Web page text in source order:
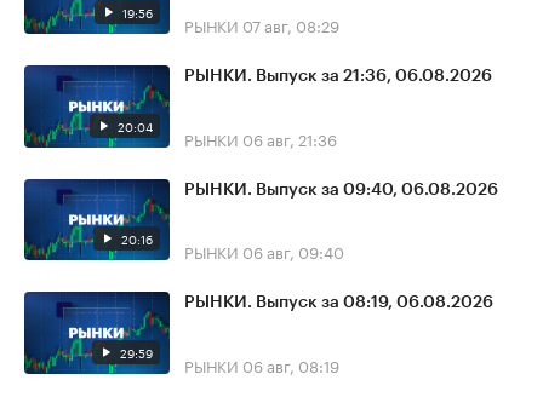
19:56 РЫНКИ 07 авг, 08:29
20:04
РЫНКИ. Выпуск за 21:36, 06.08.2026
РЫНКИ 06 авг, 21:36
20:16
РЫНКИ. Выпуск за 09:40, 06.08.2026
РЫНКИ 06 авг, 09:40
29:59
РЫНКИ. Выпуск за 08:19, 06.08.2026
РЫНКИ 06 авг, 08:19